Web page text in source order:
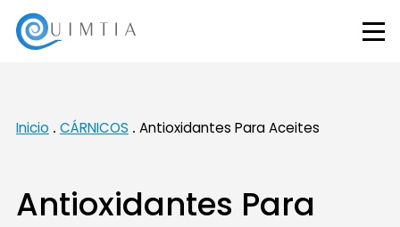
Inicio CÁRNICOS Antioxidantes Para Aceites
Antioxidantes Para